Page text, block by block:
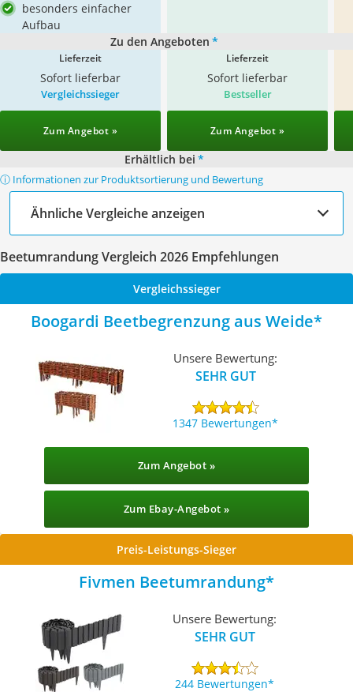
besonders einfacher
Aufbau
Zu den Angeboten *
Lieferzeit
Sofort lieferbar
Lieferzeit
Sofort lieferbar
Vergleichssieger
Zum Angebot »
Bestseller
Zum Angebot »
Erhältlich bei *
ⓘ Informationen zur Produktsortierung und Bewertung
Ähnliche Vergleiche anzeigen
Beetumrandung Vergleich 2026 Empfehlungen
Vergleichssieger
Boogardi Beetbegrenzung aus Weide
Unsere Bewertung:
SEHR GUT
1347 Bewertungen
Zum Angebot »
Zum Ebay-Angebot »
Preis-Leistungs-Sieger
Fivmen Beetumrandung
Unsere Bewertung:
SEHR GUT
244 Bewertungen